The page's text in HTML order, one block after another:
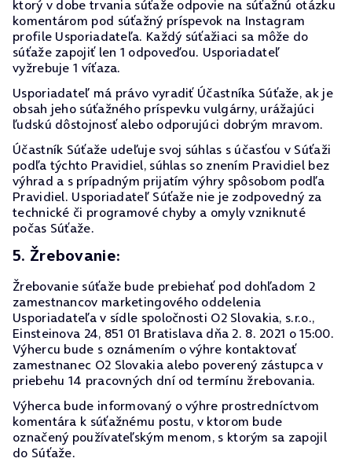
ktorý v dobe trvania súťaže odpovie na súťažnú otázku
komentárom pod súťažný príspevok na Instagram
profile Usporiadateľa. Každý súťažiaci sa môže do
súťaže zapojiť len 1 odpoveďou. Usporiadateľ
vyžrebuje 1 víťaza.
Usporiadateľ má právo vyradiť Účastníka Súťaže, ak je
obsah jeho súťažného príspevku vulgárny, urážajúci
ľudskú dôstojnosť alebo odporujúci dobrým mravom.
Účastník Súťaže udeľuje svoj súhlas s účasťou v Súťaži
podľa týchto Pravidiel, súhlas so znením Pravidiel bez
výhrad a s prípadným prijatím výhry spôsobom podľa
Pravidiel. Usporiadateľ Súťaže nie je zodpovedný za
technické či programové chyby a omyly vzniknuté
počas Súťaže.
5. Žrebovanie:
Žrebovanie súťaže bude prebiehať pod dohľadom 2
zamestnancov marketingového oddelenia
Usporiadateľa v sídle spoločnosti O2 Slovakia, s.r.o.,
Einsteinova 24, 851 01 Bratislava dňa 2. 8. 2021 o 15:00.
Výhercu bude s oznámením o výhre kontaktovať
zamestnanec O2 Slovakia alebo poverený zástupca v
priebehu 14 pracovných dní od termínu žrebovania.
Výherca bude informovaný o výhre prostredníctvom
komentára k súťažnému postu, v ktorom bude
označený používateľským menom, s ktorým sa zapojil
do Súťaže.